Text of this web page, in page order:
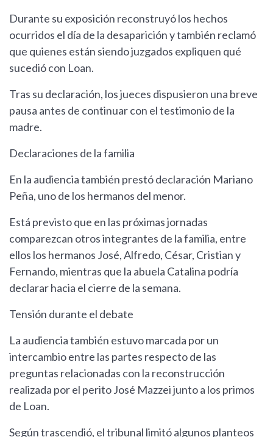
Durante su exposición reconstruyó los hechos
ocurridos el día de la desaparición y también reclamó
que quienes están siendo juzgados expliquen qué
sucedió con Loan.
Tras su declaración, los jueces dispusieron una breve
pausa antes de continuar con el testimonio de la
madre.
Declaraciones de la familia
En la audiencia también prestó declaración Mariano
Peña, uno de los hermanos del menor.
Está previsto que en las próximas jornadas
comparezcan otros integrantes de la familia, entre
ellos los hermanos José, Alfredo, César, Cristian y
Fernando, mientras que la abuela Catalina podría
declarar hacia el cierre de la semana.
Tensión durante el debate
La audiencia también estuvo marcada por un
intercambio entre las partes respecto de las
preguntas relacionadas con la reconstrucción
realizada por el perito José Mazzei junto a los primos
de Loan.
Según trascendió, el tribunal limitó algunos planteos